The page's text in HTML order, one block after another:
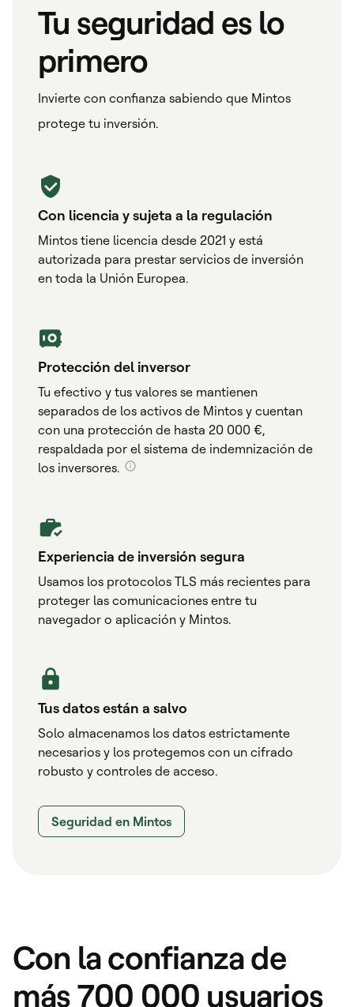
Tu seguridad es lo
primero
Invierte con confianza sabiendo que Mintos
protege tu inversión.
Con licencia y sujeta a la regulación
Mintos tiene licencia desde 2021 y está
autorizada para prestar servicios de inversión
en toda la Unión Europea.
Protección del inversor
Tu efectivo y tus valores se mantienen
separados de los activos de Mintos y cuentan
con una protección de hasta 20 000 €,
respaldada por el sistema de indemnización de
los inversores.
Experiencia de inversión segura
Usamos los protocolos TLS más recientes para
proteger las comunicaciones entre tu
navegador o aplicación y Mintos.
Tus datos están a salvo
Solo almacenamos los datos estrictamente
necesarios y los protegemos con un cifrado
robusto y controles de acceso.
Seguridad en Mintos
Con la confianza de
más 700 000 usuarios